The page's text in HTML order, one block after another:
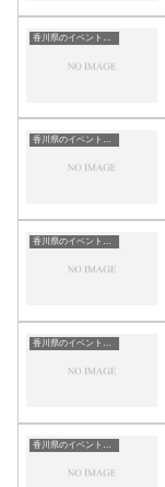
香川県のイベント会場一覧
香川県のイベント会場一覧